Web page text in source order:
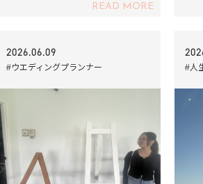
READ MORE
2026.06.09
#ウエディングプランナー #人